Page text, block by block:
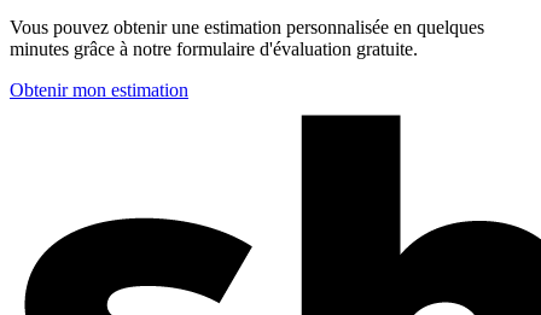
Vous pouvez obtenir une estimation personnalisée en quelques
minutes grâce à notre formulaire d'évaluation gratuite.
Obtenir mon estimation